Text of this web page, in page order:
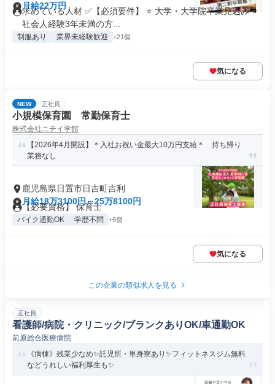
月給22万円
求めている人材 ✅【必須要件】 ⭐ 大学・大学院卒業見込み ⭐
社会人経験3年未満の方...
制服あり 業界未経験歓迎 +21個
気になる
NEW 正社員
小規模保育園 常勤保育士
株式会社ニチイ学館
【2026年4月開設】＊入社お祝い金最大10万円支給＊ 持ち帰り
業務なし
鹿児島県日置市日吉町吉利
月給18万3100円～25万8100円
【必要資格】 保育士
バイク通勤OK 学歴不問 +6個
気になる
この企業の類似求人を見る
正社員
看護師/病院・クリニック/ブランクありOK/車通勤OK
前原総合医療病院
《病棟》残業少なめ✨託児所・単身寮あり✨フィットネスジム無料
などうれしい福利厚生も✨